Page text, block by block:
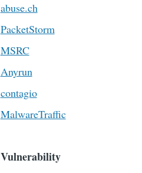
abuse.ch
PacketStorm
MSRC
Anyrun
contagio
MalwareTraffic
Vulnerability